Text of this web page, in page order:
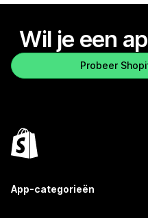
Wil je een
Probeer
App-categorieën